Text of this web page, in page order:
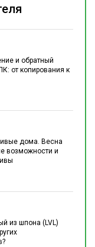
и обратный
от копирования к
дома. Весна
возможности и
из шпона (LVL)